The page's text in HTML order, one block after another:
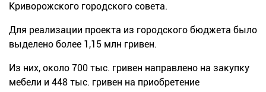
Криворожского городского совета.
Для реализации проекта из городского бюджета было
выделено более 1,15 млн гривен.
Из них, около 700 тыс. гривен направлено на закупку
мебели и 448 тыс. гривен на приобретение